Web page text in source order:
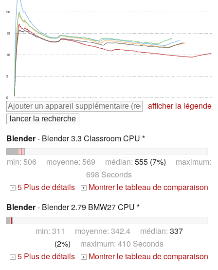
0
5
10
15
20
afficher la légende
Blender- Blender 3.3 Classroom CPU *
min: 506 moyenne: 569 médian: 555 (7%) maximum:
698 Seconds
+ 5 Plus de détails + Montrer le tableau de comparaison
Blender- Blender 2.79 BMW27 CPU *
min: 311 moyenne: 342.4 médian: 337
(2%) maximum: 410 Seconds
+ 5 Plus de détails + Montrer le tableau de comparaison